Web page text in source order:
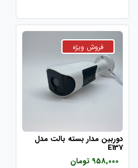
دوربین مدار بسته بالت مدل
E137
958,000 تومان